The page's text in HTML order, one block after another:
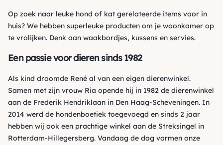
Op zoek naar leuke hond of kat gerelateerde items voor in
huis? We hebben superleuke producten om je woonkamer op
te vrolijken. Denk aan waakbordjes, kussens en servies.
Een passie voor dieren sinds 1982
Als kind droomde René al van een eigen dierenwinkel.
Samen met zijn vrouw Ria opende hij in 1982 de dierenwinkel
aan de Frederik Hendriklaan in Den Haag-Scheveningen. In
2014 werd de hondenboetiek toegevoegd en sinds 2 jaar
hebben wij ook een prachtige winkel aan de Streksingel in
Rotterdam-Hillegersberg. Vandaag de dag vormen onze